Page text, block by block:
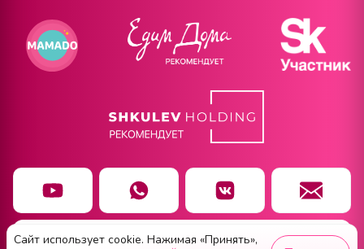
Чат заботы
Сайт использует cookie. Нажимая «Принять»,